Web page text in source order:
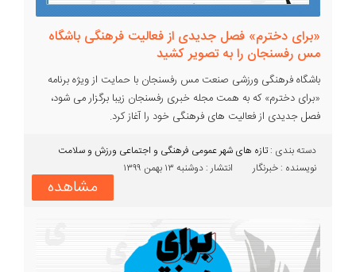
«برای دخترم» فصل جدیدی از فعالیت فرهنگی باشگاه
مس رفسنجان را به تصویر کشید
باشگاه فرهنگی ورزشی صنعت مس رفسنجان با حمایت از ویژه برنامه
«برای دخترم» که به همت مجله خبری رفسنجان زیبا برگزار می شود،
فصل جدیدی از فعالیت های فرهنگی خود را آغاز کرد.
دسته بندی :‌تازه های شهرعمومی فرهنگی و اجتماعی ورزش و سلامت
نویسنده : خبرنگار
انتشار : دوشنبه ۱۳ بهمن ۱۳۹۹
مشاهده